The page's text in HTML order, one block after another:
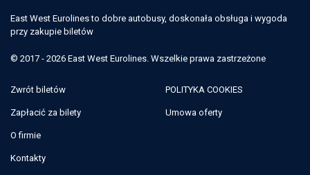
East West Eurolines to dobre autobusy, doskonała obsługa i wygoda
przy zakupie biletów
© 2017 - 2026 East West Eurolines. Wszelkie prawa zastrzeżone
Zwrót biletów
Zapłacić za bilety
O firmie
Kontakty
POLITYKA COOKIES
Umowa oferty